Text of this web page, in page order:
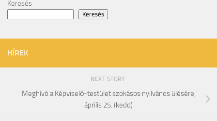
Keresés
Keresés
HÍREK
NEXT STORY
Meghívó a Képviselő-testület szokásos nyilvános ülésére,
április 25. (kedd)